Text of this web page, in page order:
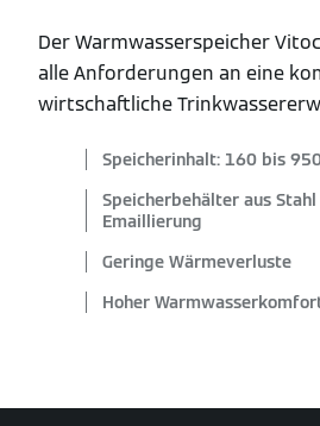
Der Warmwasserspeicher
alle Anforderungen an eine
wirtschaftliche
Speicherinhalt: 160 bis
Speicherbehälter aus
Emaillierung
Geringe Wärmeverluste
Hoher